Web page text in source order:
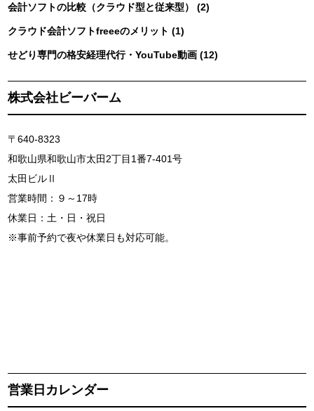
会計ソフトの比較（クラウド型と従来型） (2)
クラウド会計ソフトfreeeのメリット (1)
せどり専門の格安経理代行・YouTube動画 (12)
株式会社ビーバーム
〒640-8323
和歌山県和歌山市太田2丁目1番7-401号
太田ビルⅡ
営業時間：９～17時
休業日：土・日・祝日
※事前予約で夜や休業日も対応可能。
営業日カレンダー